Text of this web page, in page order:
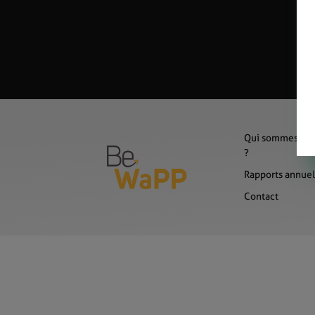
Qui sommes-
?
Rapports
Contact